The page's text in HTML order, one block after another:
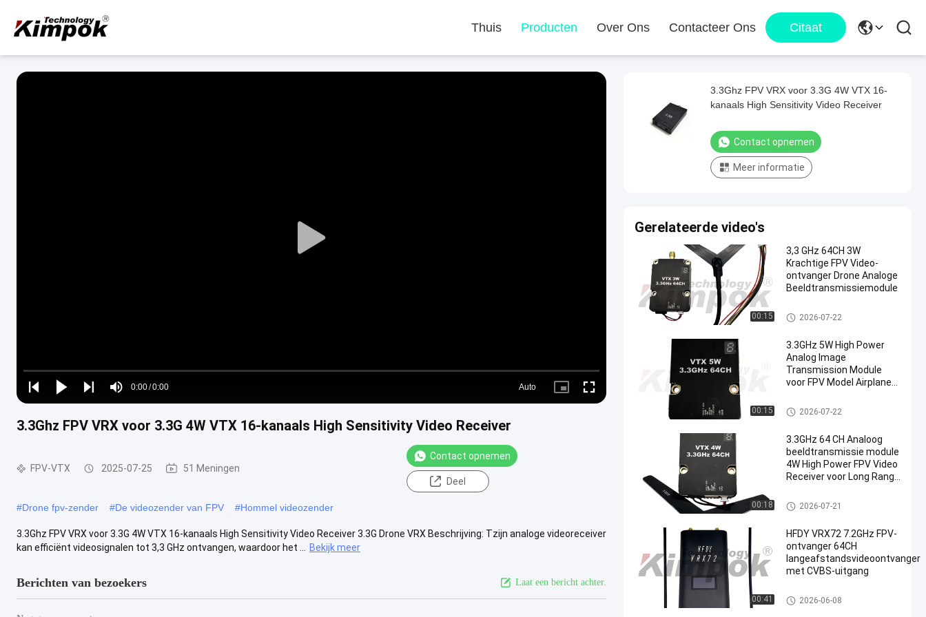
Thuis Producten Over Ons Contacteer Ons Citaat
Play
Play
Play
Play
Mute
Time
0:00/0:00
Loaded:
0%
Auto
Picture- Fullscreen
3.3Ghz FPV VRX voor 3.3G 4W VTX 16-kanaals High Sensitivity Video Receiver
FPV-VTX 2025-07-25 51 Meningen
Contact opnemen
Deel
#Drone fpv-zender #De videozender van FPV #Hommel videozender
3.3Ghz FPV VRX voor 3.3G 4W VTX 16-kanaals High Sensitivity Video Receiver 3.3G Drone VRX Beschrijving: Tzijn analoge videoreceiver
kan efficiënt videosignalen tot 3,3 GHz ontvangen, waardoor het ...
Bekijk meer
Berichten van bezoekers Laat een bericht achter.
3.3Ghz FPV VRX voor 3.3G 4W VTX 16-
kanaals High Sensitivity Video Receiver
Contact opnemen
Meer informatie
Gerelateerde video's
00:15
3,3 GHz 64CH 3W
Krachtige FPV Video-
ontvanger Drone Analoge
Beeldtransmissiemodule
FPV-VTX
2026-07-22
00:15
3.3GHz 5W High Power
Analog Image
Transmission Module
voor FPV Model Airplane
Accessories Factory
Direct Sale
FPV-VTX
2026-07-22
00:18
3.3GHz 64 CH Analoog
beeldtransmissie module
4W High Power FPV Video
Receiver voor Long Range
FPV-VTX
2026-07-21
00:41
HFDY VRX72 7.2GHz FPV-
ontvanger 64CH
langeafstandsvideoontvanger
met CVBS-uitgang
FPV-VTX
2026-06-08